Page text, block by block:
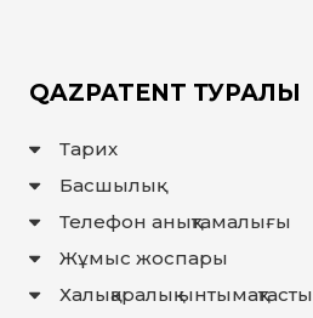
QAZPATENT ТУРАЛЫ
Тарих
Басшылық
Телефон анықтамалығы
Жұмыс жоспары
Халықаралық ынтымақтастық